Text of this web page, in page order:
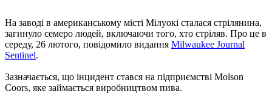
На заводі в американському місті Мілуокі сталася стрілянина,
загинуло семеро людей, включаючи того, хто стріляв. Про це в
середу, 26 лютого, повідомило видання Milwaukee Journal
Sentinel.
Зазначається, що інцидент стався на підприємстві Molson
Coors, яке займається виробництвом пива.